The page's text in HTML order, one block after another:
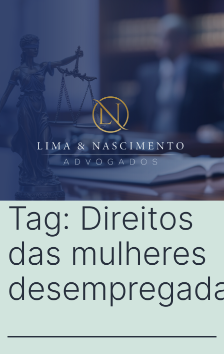
Tag: Direitos
das mulheres